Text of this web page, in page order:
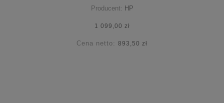
Producent: HP
1 099,00 zł
Cena netto: 893,50 zł